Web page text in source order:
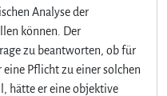
Analyse der
können. Der
zu beantworten, ob für
Pflicht zu einer solchen
hätte er eine objektive